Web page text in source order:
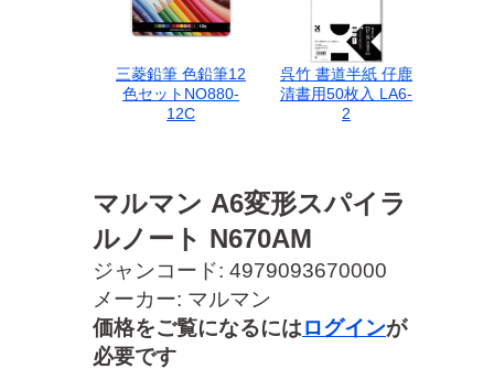
マルマン A6変形スパイラ
ルノート N670AM
ジャンコード: 4979093670000
メーカー: マルマン
価格をご覧になるにはログインが
必要です
三菱鉛筆 色鉛筆12
色セットNO880-
12C
呉竹 書道半紙 仔鹿
清書用50枚入 LA6-
2